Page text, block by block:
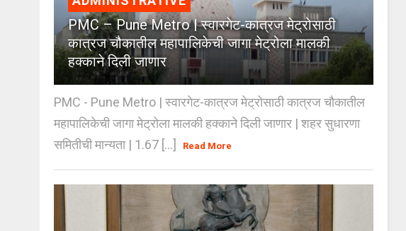
PMC – Pune Metro | स्वारगेट-कात्रज मेट्रोसाठी
कात्रज चौकातील महापालिकेची जागा मेट्रोला मालकी
हक्काने दिली जाणार
PMC - Pune Metro | स्वारगेट-कात्रज मेट्रोसाठी कात्रज चौकातील
महापालिकेची जागा मेट्रोला मालकी हक्काने दिली जाणार | शहर सुधारणा
समितीची मान्यता | 1.67 [...]
Read More